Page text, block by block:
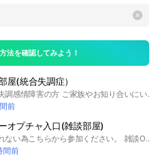
法を確認してみよう！
屋(統合失調症）
統合失調症、統合失調感情障害の方 ご家族やお知り合いにいらっしゃる方向けのお部屋です 思いやりや癒しを大事にしたお部屋を目指しています 管理人は寛解期に今入っております 皆さんの参考にもなればなと思っています 今お辛い方、症状が軽い方も、皆さんが居やすい場所にしていければなと思っています #今より症状が良くなりたい楽になりたいそんな人は誰でもできるそんな方法から伝えていきます 一歩ずつ、前を向いていきましょう ☺️ #統合失調症#統合失調感情障害#メンタル疾患#精神病#思いやり#癒し#寛解#鬱#躁鬱#被害妄想#日頃出来ることを少しずつやってみてやれることをお伝えします#生活改善#楽しみみつける#自助グループ#暴露療法#認知行動療法
前
オプチャ入口(雑談部屋)
検索しても表示されない為こちらから参加ください。 雑談OKなガーシー部屋です。 (ガーシーの話題は日本最大のガーシーchについて語る部屋へ) 雑談部屋だからガーシー関連じゃない話題でも何でもOK！ #ガーシー #東谷義和 #GC2 #ガシる #NHK党 #立花孝志 #コレコレ #暴露 #グルメ #料理 #トラベル #旅行 #美容 #健康 #ダイエット #筋トレ #映画 #ドラマ #アニメ #スポーツ
間前